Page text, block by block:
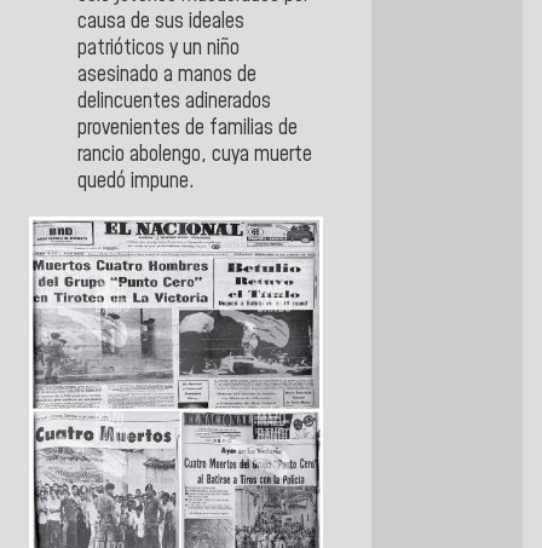
causa de sus ideales
patrióticos y un niño
asesinado a manos de
delincuentes adinerados
provenientes de familias de
rancio abolengo, cuya muerte
quedó impune.